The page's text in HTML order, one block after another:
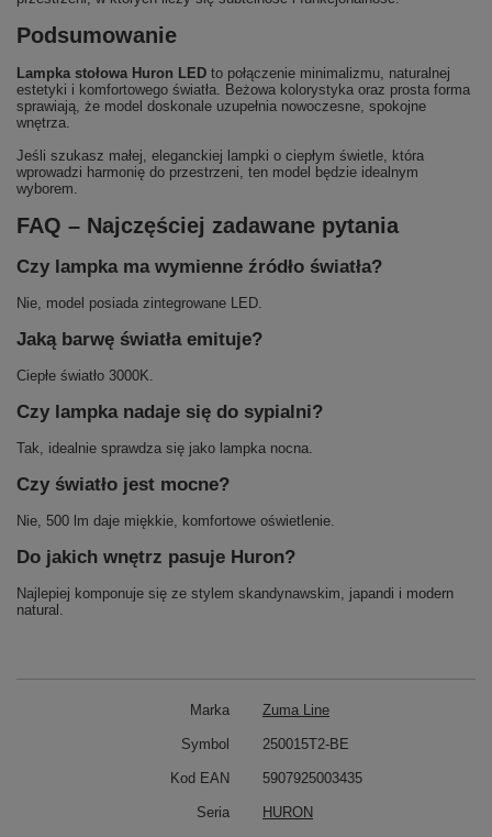
Podsumowanie
Lampka stołowa Huron LED to połączenie minimalizmu, naturalnej
estetyki i komfortowego światła. Beżowa kolorystyka oraz prosta forma
sprawiają, że model doskonale uzupełnia nowoczesne, spokojne
wnętrza.
Jeśli szukasz małej, eleganckiej lampki o ciepłym świetle, która
wprowadzi harmonię do przestrzeni, ten model będzie idealnym
wyborem.
FAQ – Najczęściej zadawane pytania
Czy lampka ma wymienne źródło światła?
Nie, model posiada zintegrowane LED.
Jaką barwę światła emituje?
Ciepłe światło 3000K.
Czy lampka nadaje się do sypialni?
Tak, idealnie sprawdza się jako lampka nocna.
Czy światło jest mocne?
Nie, 500 lm daje miękkie, komfortowe oświetlenie.
Do jakich wnętrz pasuje Huron?
Najlepiej komponuje się ze stylem skandynawskim, japandi i modern
natural.
Marka Zuma Line
Symbol 250015T2-BE
Kod EAN 5907925003435
Seria HURON